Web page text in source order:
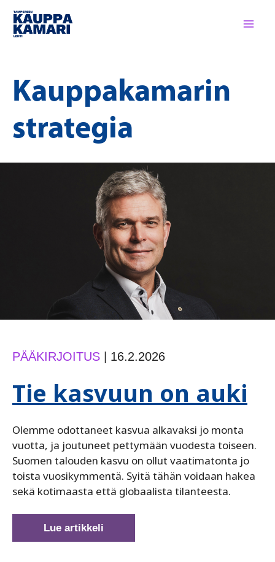
Siirry
sisältöön
Kauppakamarin
strategia
PÄÄKIRJOITUS 16.2.2026
Tie kasvuun on auki
Olemme odottaneet kasvua alkavaksi jo monta
vuotta, ja joutuneet pettymään vuodesta toiseen.
Suomen talouden kasvu on ollut vaatimatonta jo
toista vuosikymmentä. Syitä tähän voidaan hakea
sekä kotimaasta että globaalista tilanteesta.
Tie
kasvuun
Lue artikkeli